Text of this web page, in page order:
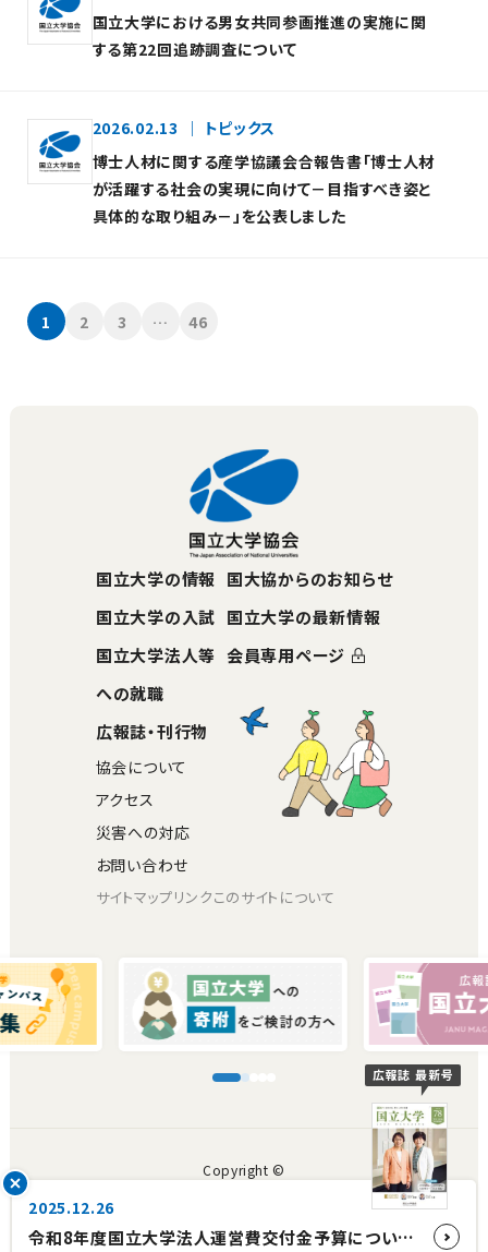
国立大学における男女共同参画推進の実施に関
する第22回追跡調査について
2026.02.13
トピックス
博士人材に関する産学協議会合報告書「博士人材
が活躍する社会の実現に向けて－目指すべき姿と
具体的な取り組み－」を公表しました
1 2 3 … 46
2025.12.26
令和8年度国立大学法人運営費交付金予算について【国立大学協会会長コメント】
広報誌 最新号
国立大学の情報
国立大学の入試
国立大学法人等
への就職
広報誌・刊行物
国大協からのお知らせ
国立大学の最新情報
会員専用ページ
協会について
アクセス
災害への対応
お問い合わせ
サイトマップリンクこのサイトについて
Copyright ©
The Japan Association of National Universities.